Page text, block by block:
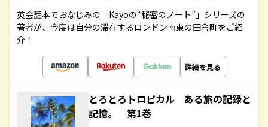
英会話本でおなじみの「Kayoの“秘密のノート”」シリーズの
著者が、今度は自分の滞在するロンドン南東の田舎町をご紹
介！
詳細を見る
とろとろトロピカル ある旅の記録と
記憶。 第1巻